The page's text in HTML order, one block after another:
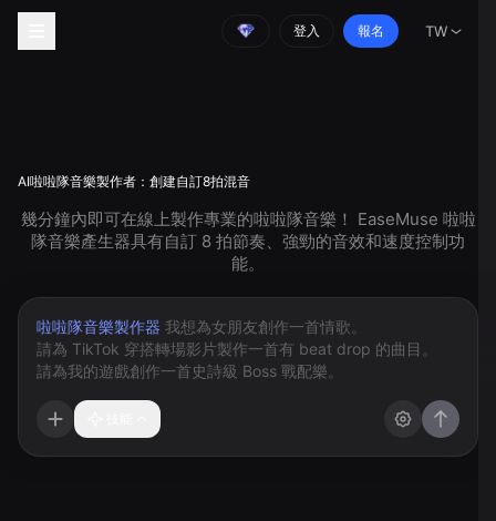
登入 報名 TW
AI啦啦隊音樂製作者：創建自訂8拍混音
幾分鐘內即可在線上製作專業的啦啦隊音樂！ EaseMuse 啦啦
隊音樂產生器具有自訂 8 拍節奏、強勁的音效和速度控制功
能。
啦啦隊音樂製作器